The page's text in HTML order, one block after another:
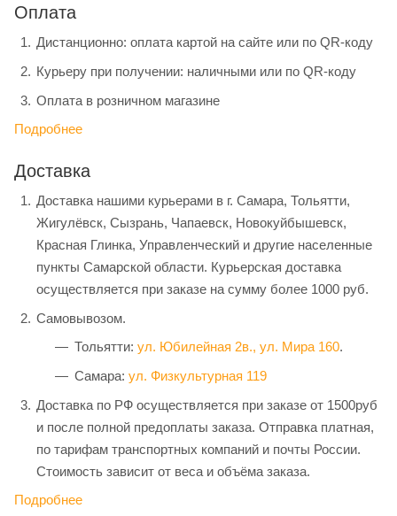
Оплата
Дистанционно: оплата картой на сайте или по QR-коду
Курьеру при получении: наличными или по QR-коду
Оплата в розничном магазине
Подробнее
Доставка
Доставка нашими курьерами в г. Самара, Тольятти,
Жигулёвск, Сызрань, Чапаевск, Новокуйбышевск,
Красная Глинка, Управленческий и другие населенные
пункты Самарской области. Курьерская доставка
осуществляется при заказе на сумму более 1000 руб.
Самовывозом.
Тольятти: ул. Юбилейная 2в., ул. Мира 160.
Самара: ул. Физкультурная 119
Доставка по РФ осуществляется при заказе от 1500руб
и после полной предоплаты заказа. Отправка платная,
по тарифам транспортных компаний и почты России.
Стоимость зависит от веса и объёма заказа.
Подробнее